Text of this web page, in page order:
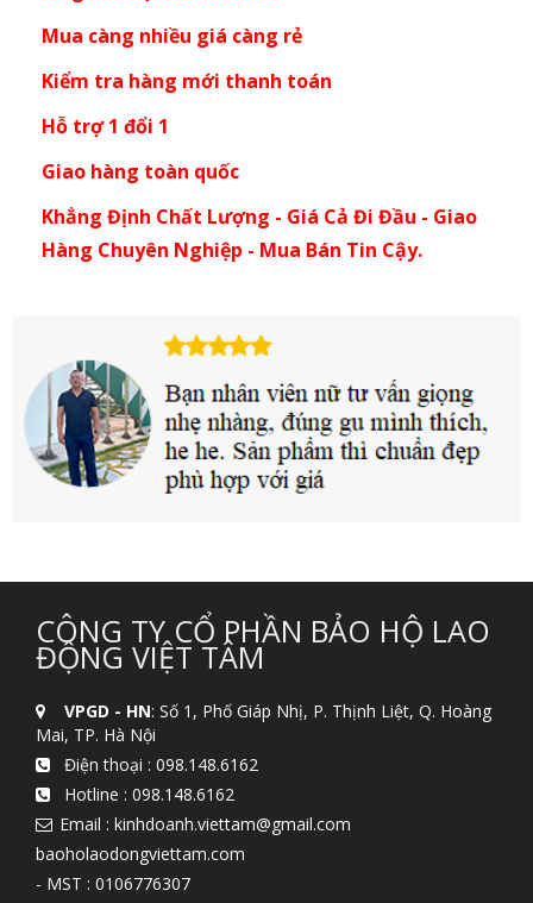
Mua càng nhiều giá càng rẻ
Kiểm tra hàng mới thanh toán
Hỗ trợ 1 đổi 1
Giao hàng toàn quốc
Khẳng Định Chất Lượng - Giá Cả Đi Đầu - Giao
Hàng Chuyên Nghiệp - Mua Bán Tin Cậy.
CÔNG TY CỔ PHẦN BẢO HỘ LAO
ĐỘNG VIỆT TÂM
VPGD - HN: Số 1, Phố Giáp Nhị, P. Thịnh Liệt, Q. Hoàng
Mai, TP. Hà Nội
Điện thoại : 098.148.6162
Hotline : 098.148.6162
Email : kinhdoanh.viettam@gmail.com
baoholaodongviettam.com
- MST : 0106776307